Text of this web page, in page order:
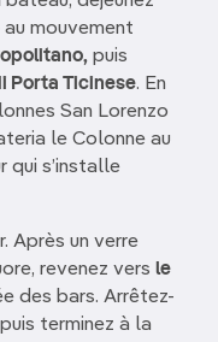
mouvement
puis
Porta Ticinese. En
San Lorenzo
le Colonne au
qui s’installe
Après un verre
revenez vers le
des bars. Arrêtez-
terminez à la